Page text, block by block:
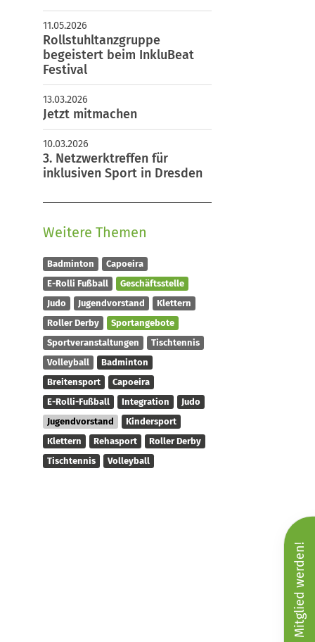
11.05.2026
Rollstuhltanzgruppe
begeistert beim InkluBeat
Festival
13.03.2026
Jetzt mitmachen
10.03.2026
3. Netzwerktreffen für
inklusiven Sport in Dresden
Weitere Themen
Badminton
Capoeira
E-Rolli Fußball
Geschäftsstelle
Judo
Jugendvorstand
Klettern
Roller Derby
Sportangebote
Sportveranstaltungen
Tischtennis
Volleyball
Badminton
Breitensport
Capoeira
E-Rolli-Fußball
Integration
Judo
Jugendvorstand
Kindersport
Klettern
Rehasport
Roller Derby
Tischtennis
Volleyball
Mitglied werden!
Dresden
0351 84714 0
sv@motor-mickten.de